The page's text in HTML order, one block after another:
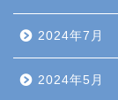
2024年7月
2024年5月